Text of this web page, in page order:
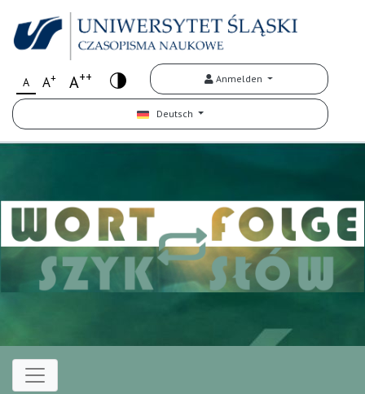
A A+ A++ Anmelden
Deutsch